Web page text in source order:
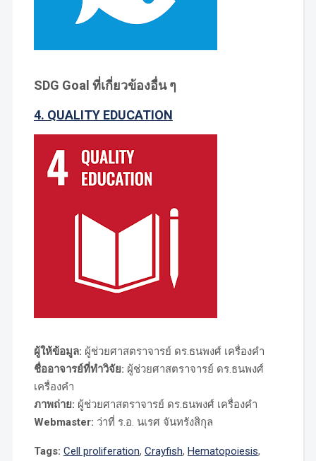
SDG Goal ที่เกี่ยวข้องอื่น ๆ
4. QUALITY EDUCATION
ผู้ให้ข้อมูล: ผู้ช่วยศาสตราจารย์ ดร.ธนพงศ์ เครื่องคำ
ชื่ออาจารย์ที่ทำวิจัย: ผู้ช่วยศาสตราจารย์ ดร.ธนพงศ์
เครื่องคำ
ภาพถ่าย: ผู้ช่วยศาสตราจารย์ ดร.ธนพงศ์ เครื่องคำ
Webmaster: ว่าที่ ร.อ. นเรศ จันทรังสิกุล
Tags: Cell proliferation, Crayfish, Hematopoiesis,